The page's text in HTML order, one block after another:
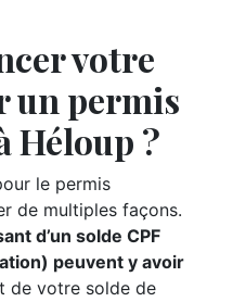
votre
un permis
Héloup ?
le permis
de multiples façons.
d’un solde CPF
peuvent y avoir
de votre solde de